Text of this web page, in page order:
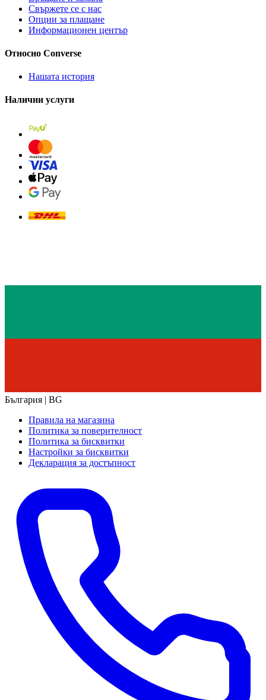
Свържете се с нас
Опции за плащане
Информационен център
Относно Converse
Нашата история
Налични услуги
България | BG
Правила на магазина
Политика за поверителност
Политика за бисквитки
Настройки за бисквитки
Декларация за достъпност